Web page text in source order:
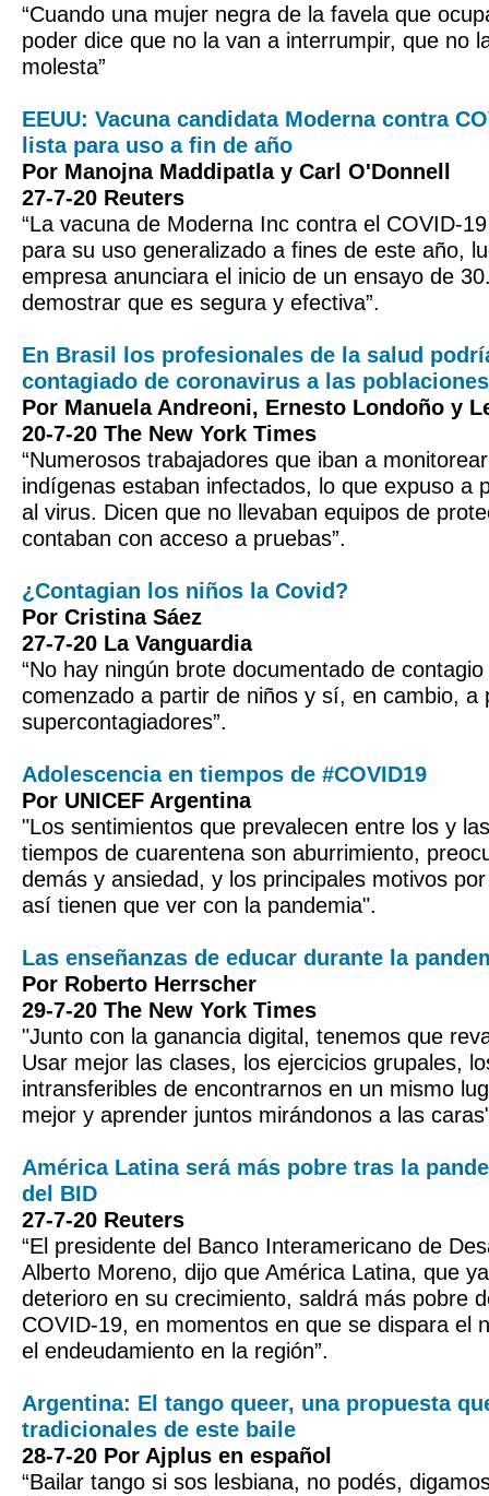
“Cuando una mujer negra de la favela que
poder dice que no la van a interrumpir, que no
molesta”
EEUU: Vacuna candidata Moderna contra
lista para uso a fin de año
Por Manojna Maddipatla y Carl O'Donnell
27-7-20 Reuters
“La vacuna de Moderna Inc contra el COVID-
para su uso generalizado a fines de este año,
empresa anunciara el inicio de un ensayo de
demostrar que es segura y efectiva”.
En Brasil los profesionales de la salud
contagiado de coronavirus a las
Por Manuela Andreoni, Ernesto Londoño y
20-7-20 The New York Times
“Numerosos trabajadores que iban a
indígenas estaban infectados, lo que expuso a
al virus. Dicen que no llevaban equipos de
contaban con acceso a pruebas”.
¿Contagian los niños la Covid?
Por Cristina Sáez
27-7-20 La Vanguardia
“No hay ningún brote documentado de
comenzado a partir de niños y sí, en cambio, a
supercontagiadores”.
Adolescencia en tiempos de #COVID19
Por UNICEF Argentina
"Los sentimientos que prevalecen entre los y
tiempos de cuarentena son aburrimiento,
demás y ansiedad, y los principales motivos
así tienen que ver con la pandemia".
Las enseñanzas de educar durante la
Por Roberto Herrscher
29-7-20 The New York Times
"Junto con la ganancia digital, tenemos que
Usar mejor las clases, los ejercicios grupales,
intransferibles de encontrarnos en un mismo
mejor y aprender juntos mirándonos a las
América Latina será más pobre tras la
del BID
27-7-20 Reuters
“El presidente del Banco Interamericano de
Alberto Moreno, dijo que América Latina, que
deterioro en su crecimiento, saldrá más pobre
COVID-19, en momentos en que se dispara el
el endeudamiento en la región”.
Argentina: El tango queer, una propuesta
tradicionales de este baile
28-7-20 Por Ajplus en español
“Bailar tango si sos lesbiana, no podés,